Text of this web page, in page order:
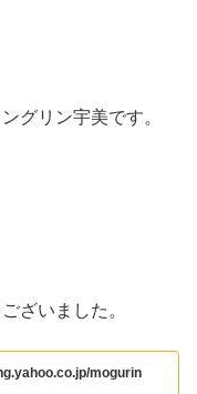
グリン宇美です。
ざいました。
mogurin